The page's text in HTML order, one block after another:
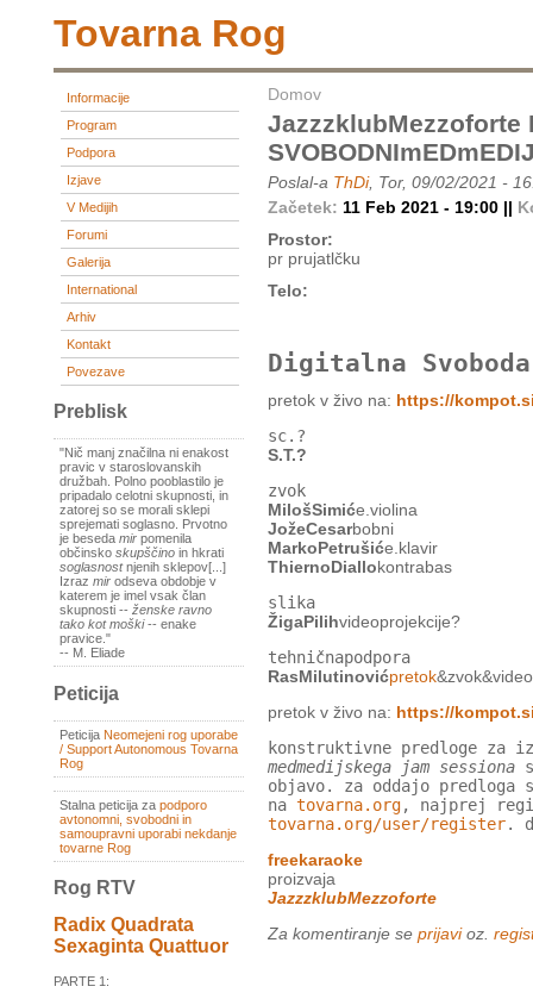
Tovarna Rog
Informacije
Program
Podpora
Izjave
V Medijih
Forumi
Galerija
International
Arhiv
Kontakt
Povezave
Preblisk
"Nič manj značilna ni enakost
pravic v staroslovanskih
družbah. Polno pooblastilo je
pripadalo celotni skupnosti, in
zatorej so se morali sklepi
sprejemati soglasno. Prvotno
je beseda mir pomenila
občinsko skupščino in hkrati
soglasnostnjenih sklepov[...]
Izraz mir odseva obdobje v
katerem je imel vsak član
skupnosti -- ženske ravno
tako kot moški-- enake
pravice."
-- M. Eliade
Peticija
Peticija Neomejeni rog uporabe
/ Support Autonomous Tovarna
Rog
Stalna peticija za podporo
avtonomni, svobodni in
samoupravni uporabi nekdanje
tovarne Rog
Rog RTV
Radix Quadrata
Sexaginta Quattuor
PARTE 1:
Domov
JazzzklubMezzoforte
Poslal-a ThDi, Tor, 09/02/2021 -
Začetek: 11 Feb 2021 - 19:00 ||
Prostor:
pr prujatlčku
Telo:
Digitalna Svoboda
pretok v živo na: https://
sc.?
S.T.?
zvok
MilošSimiće.violina
JožeCesarbobni
MarkoPetrušiće.klavir
ThiernoDiallokontrabas
slika
ŽigaPilihvideoprojekcije?
tehničnapodpora
RasMilutinovićpretok
pretok v živo na: https://
konstruktivne predloge za
medmedijskega jam sessiona
objavo. za oddajo
na tovarna.org, najprej
tovarna.org/user/register.
freekaraoke
proizvaja
JazzzklubMezzoforte
Za komentiranje se prijavioz.